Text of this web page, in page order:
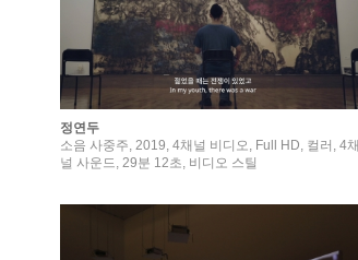
정연두
소음 사중주, 2019, 4채널 비디오, Full HD, 컬러, 4채
널 사운드, 29분 12초, 비디오 스틸